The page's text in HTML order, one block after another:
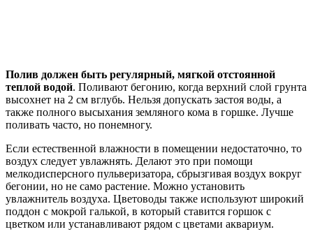
Полив должен быть регулярный, мягкой отстоянной
теплой водой. Поливают бегонию, когда верхний слой грунта
высохнет на 2 см вглубь. Нельзя допускать застоя воды, а
также полного высыхания земляного кома в горшке. Лучше
поливать часто, но понемногу.
Если естественной влажности в помещении недостаточно, то
воздух следует увлажнять. Делают это при помощи
мелкодисперсного пульверизатора, сбрызгивая воздух вокруг
бегонии, но не само растение. Можно установить
увлажнитель воздуха. Цветоводы также используют широкий
поддон с мокрой галькой, в который ставится горшок с
цветком или устанавливают рядом с цветами аквариум.